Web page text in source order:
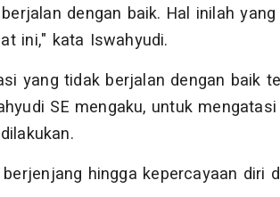
dengan baik. Hal inilah
ini," kata Iswahyudi.
yang tidak berjalan dengan baik
SE mengaku, untuk
hingga kepercayaan diri